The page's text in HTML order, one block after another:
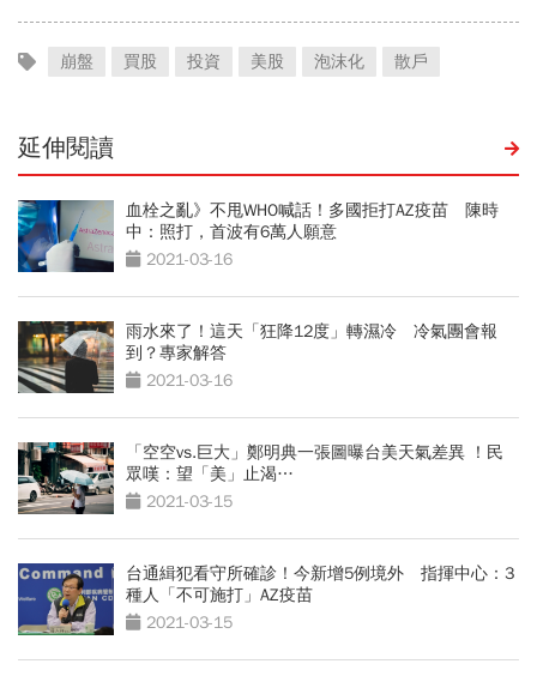
崩盤 買股 投資 美股 泡沫化 散戶
延伸閱讀
血栓之亂》不甩WHO喊話！多國拒打AZ疫苗 陳時
中：照打，首波有6萬人願意
2021-03-16
雨水來了！這天「狂降12度」轉濕冷 冷氣團會報
到？專家解答
2021-03-16
「空空vs.巨大」鄭明典一張圖曝台美天氣差異 ！民
眾嘆：望「美」止渴…
2021-03-15
台通緝犯看守所確診！今新增5例境外 指揮中心：3
種人「不可施打」AZ疫苗
2021-03-15